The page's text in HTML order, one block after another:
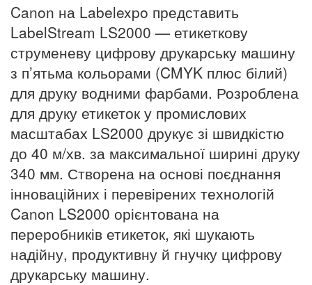
Canon на Labelexpo представить
LabelStream LS2000 — етикеткову
струменеву цифрову друкарську машину
з п’ятьма кольорами (CMYK плюс білий)
для друку водними фарбами. Розроблена
для друку етикеток у промислових
масштабах LS2000 друкує зі швидкістю
до 40 м/хв. за максимальної ширині друку
340 мм. Створена на основі поєднання
інноваційних і перевірених технологій
Canon LS2000 орієнтована на
переробників етикеток, які шукають
надійну, продуктивну й гнучку цифрову
друкарську машину.